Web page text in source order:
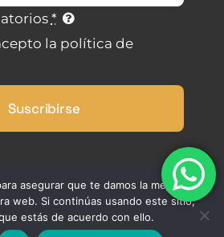
*
la política de
Suscribirse
asegurar que te damos la mejor
web. Si continúas usando este sitio,
estás de acuerdo con ello.